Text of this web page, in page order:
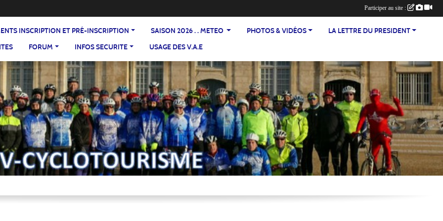
DOCUMENTS INSCRIPTION ET PRÉ-INSCRIPTION SAISON 2026 . . METEO PHOTOS & VIDÉOS
LA LETTRE DU PRESIDENT
FORUM INFOS SECURITE USAGE DES V.A.E
Participer au site :